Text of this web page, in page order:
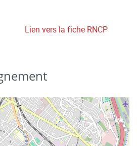
Lien vers la fiche RNCP